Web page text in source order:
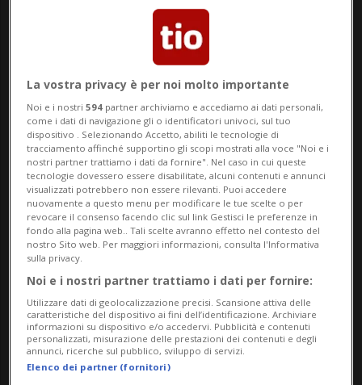
Segui le notizie e gli approfondimenti su
Playboy.
CANTONE
Un po' "Playboy" e un po'
"Ragazzo Madre"
La vostra privacy è per noi molto importante
Noi e i nostri594 partner archiviamo e accediamo ai dati personali,
come i dati di navigazione gli o identificatori univoci, sul tuo
dispositivo . Selezionando Accetto, abiliti le tecnologie di
tracciamento affinché supportino gli scopi mostrati alla voce "Noi e i
nostri partner trattiamo i dati da fornire". Nel caso in cui queste
tecnologie dovessero essere disabilitate, alcuni contenuti e annunci
visualizzati potrebbero non essere rilevanti. Puoi accedere
nuovamente a questo menu per modificare le tue scelte o per
revocare il consenso facendo clic sul link Gestisci le preferenze in
fondo alla pagina web.. Tali scelte avranno effetto nel contesto del
nostro Sito web. Per maggiori informazioni, consulta l'Informativa
sulla privacy.
Noi e i nostri partner trattiamo i dati per fornire:
Utilizzare dati di geolocalizzazione precisi. Scansione attiva delle
caratteristiche del dispositivo ai fini dell’identificazione. Archiviare
informazioni su dispositivo e/o accedervi. Pubblicità e contenuti
personalizzati, misurazione delle prestazioni dei contenuti e degli
annunci, ricerche sul pubblico, sviluppo di servizi.
Elenco dei partner (fornitori)